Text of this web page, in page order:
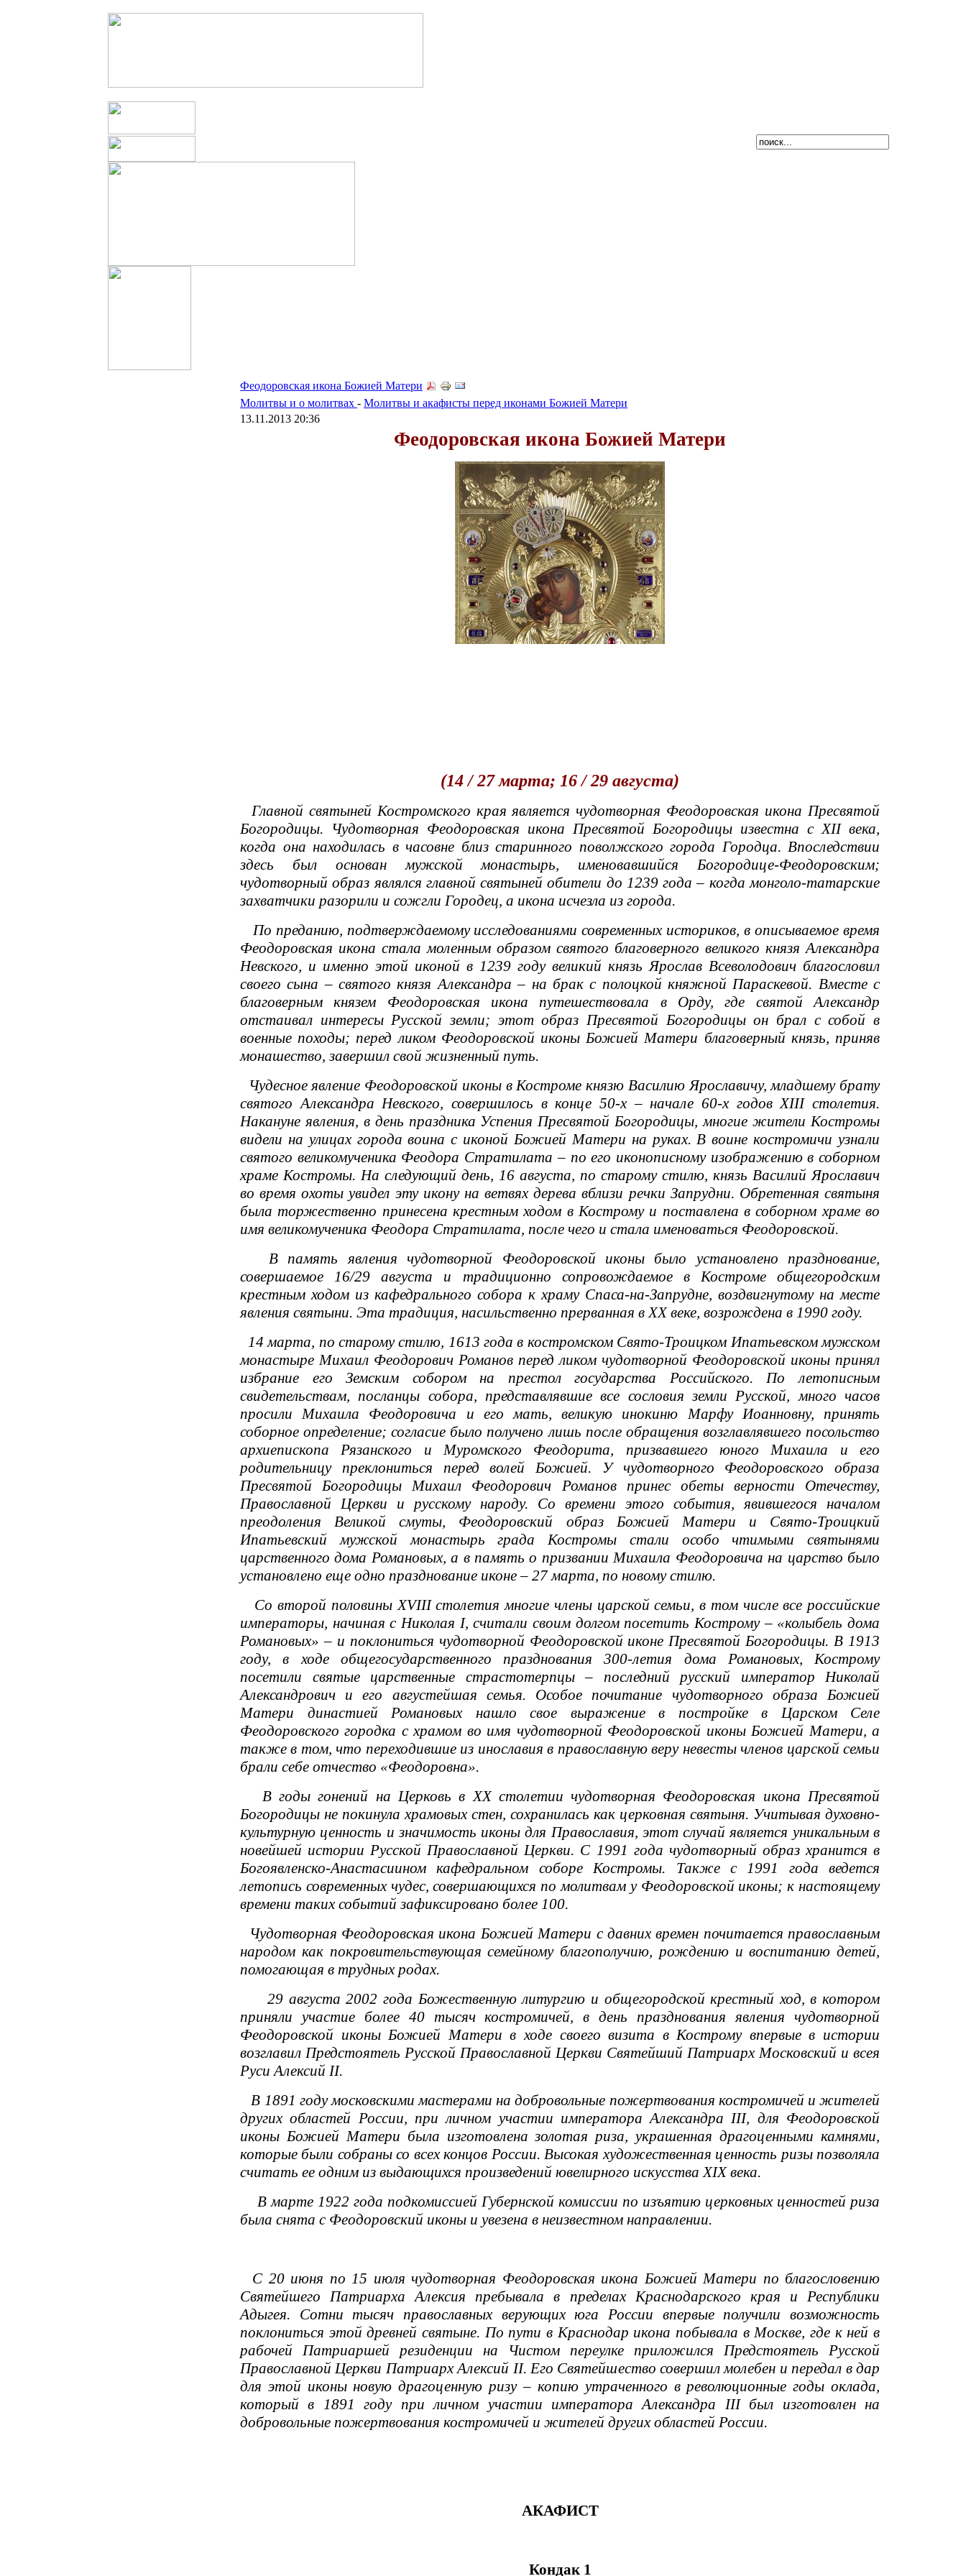
Феодоровская икона Божией Матери
Молитвы и о молитвах - Молитвы и акафисты перед иконами Божией Матери
13.11.2013 20:36
Феодоровская икона Божией Матери
(14 / 27 марта; 16 / 29 августа)
Главной святыней Костромского края является чудотворная Феодоровская икона Пресвятой
Богородицы. Чудотворная Феодоровская икона Пресвятой Богородицы известна с XII века,
когда она находилась в часовне близ старинного поволжского города Городца. Впоследствии
здесь был основан мужской монастырь, именовавшийся Богородице-Феодоровским;
чудотворный образ являлся главной святыней обители до 1239 года – когда монголо-татарские
захватчики разорили и сожгли Городец, а икона исчезла из города.
По преданию, подтверждаемому исследованиями современных историков, в описываемое время
Феодоровская икона стала моленным образом святого благоверного великого князя Александра
Невского, и именно этой иконой в 1239 году великий князь Ярослав Всеволодович благословил
своего сына – святого князя Александра – на брак с полоцкой княжной Параскевой. Вместе с
благоверным князем Феодоровская икона путешествовала в Орду, где святой Александр
отстаивал интересы Русской земли; этот образ Пресвятой Богородицы он брал с собой в
военные походы; перед ликом Феодоровской иконы Божией Матери благоверный князь, приняв
монашество, завершил свой жизненный путь.
Чудесное явление Феодоровской иконы в Костроме князю Василию Ярославичу, младшему брату
святого Александра Невского, совершилось в конце 50-х – начале 60-х годов XIII столетия.
Накануне явления, в день праздника Успения Пресвятой Богородицы, многие жители Костромы
видели на улицах города воина с иконой Божией Матери на руках. В воине костромичи узнали
святого великомученика Феодора Стратилата – по его иконописному изображению в соборном
храме Костромы. На следующий день, 16 августа, по старому стилю, князь Василий Ярославич
во время охоты увидел эту икону на ветвях дерева вблизи речки Запрудни. Обретенная святыня
была торжественно принесена крестным ходом в Кострому и поставлена в соборном храме во
имя великомученика Феодора Стратилата, после чего и стала именоваться Феодоровской.
В память явления чудотворной Феодоровской иконы было установлено празднование,
совершаемое 16/29 августа и традиционно сопровождаемое в Костроме общегородским
крестным ходом из кафедрального собора к храму Спаса-на-Запрудне, воздвигнутому на месте
явления святыни. Эта традиция, насильственно прерванная в ХХ веке, возрождена в 1990 году.
14 марта, по старому стилю, 1613 года в костромском Свято-Троицком Ипатьевском мужском
монастыре Михаил Феодорович Романов перед ликом чудотворной Феодоровской иконы принял
избрание его Земским собором на престол государства Российского. По летописным
свидетельствам, посланцы собора, представлявшие все сословия земли Русской, много часов
просили Михаила Феодоровича и его мать, великую инокиню Марфу Иоанновну, принять
соборное определение; согласие было получено лишь после обращения возглавлявшего посольство
архиепископа Рязанского и Муромского Феодорита, призвавшего юного Михаила и его
родительницу преклониться перед волей Божией. У чудотворного Феодоровского образа
Пресвятой Богородицы Михаил Феодорович Романов принес обеты верности Отечеству,
Православной Церкви и русскому народу. Со времени этого события, явившегося началом
преодоления Великой смуты, Феодоровский образ Божией Матери и Свято-Троицкий
Ипатьевский мужской монастырь града Костромы стали особо чтимыми святынями
царственного дома Романовых, а в память о призвании Михаила Феодоровича на царство было
установлено еще одно празднование иконе – 27 марта, по новому стилю.
Со второй половины XVIII столетия многие члены царской семьи, в том числе все российские
императоры, начиная с Николая I, считали своим долгом посетить Кострому – «колыбель дома
Романовых» – и поклониться чудотворной Феодоровской иконе Пресвятой Богородицы. В 1913
году, в ходе общегосударственного празднования 300-летия дома Романовых, Кострому
посетили святые царственные страстотерпцы – последний русский император Николай
Александрович и его августейшая семья. Особое почитание чудотворного образа Божией
Матери династией Романовых нашло свое выражение в постройке в Царском Селе
Феодоровского городка с храмом во имя чудотворной Феодоровской иконы Божией Матери, а
также в том, что переходившие из инославия в православную веру невесты членов царской семьи
брали себе отчество «Феодоровна».
В годы гонений на Церковь в ХХ столетии чудотворная Феодоровская икона Пресвятой
Богородицы не покинула храмовых стен, сохранилась как церковная святыня. Учитывая духовно-
культурную ценность и значимость иконы для Православия, этот случай является уникальным в
новейшей истории Русской Православной Церкви. С 1991 года чудотворный образ хранится в
Богоявленско-Анастасиином кафедральном соборе Костромы. Также с 1991 года ведется
летопись современных чудес, совершающихся по молитвам у Феодоровской иконы; к настоящему
времени таких событий зафиксировано более 100.
Чудотворная Феодоровская икона Божией Матери с давних времен почитается православным
народом как покровительствующая семейному благополучию, рождению и воспитанию детей,
помогающая в трудных родах.
29 августа 2002 года Божественную литургию и общегородской крестный ход, в котором
приняли участие более 40 тысяч костромичей, в день празднования явления чудотворной
Феодоровской иконы Божией Матери в ходе своего визита в Кострому впервые в истории
возглавил Предстоятель Русской Православной Церкви Святейший Патриарх Московский и всея
Руси Алексий II.
В 1891 году московскими мастерами на добровольные пожертвования костромичей и жителей
других областей России, при личном участии императора Александра III, для Феодоровской
иконы Божией Матери была изготовлена золотая риза, украшенная драгоценными камнями,
которые были собраны со всех концов России. Высокая художественная ценность ризы позволяла
считать ее одним из выдающихся произведений ювелирного искусства ХIХ века.
В марте 1922 года подкомиссией Губернской комиссии по изъятию церковных ценностей риза
была снята с Феодоровский иконы и увезена в неизвестном направлении.
С 20 июня по 15 июля чудотворная Феодоровская икона Божией Матери по благословению
Святейшего Патриарха Алексия пребывала в пределах Краснодарского края и Республики
Адыгея. Сотни тысяч православных верующих юга России впервые получили возможность
поклониться этой древней святыне. По пути в Краснодар икона побывала в Москве, где к ней в
рабочей Патриаршей резиденции на Чистом переулке приложился Предстоятель Русской
Православной Церкви Патриарх Алексий II. Его Святейшество совершил молебен и передал в дар
для этой иконы новую драгоценную ризу – копию утраченного в революционные годы оклада,
который в 1891 году при личном участии императора Александра III был изготовлен на
добровольные пожертвования костромичей и жителей других областей России.
АКАФИСТ
Кондак 1